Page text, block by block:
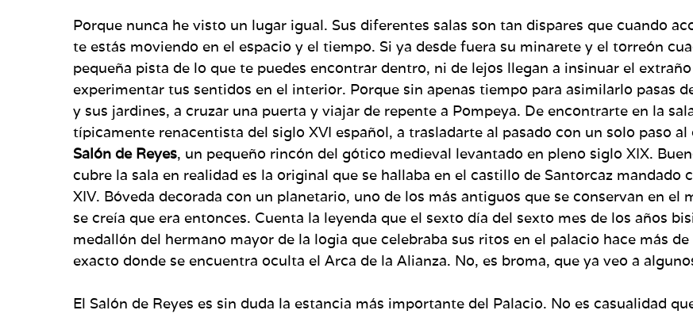
Porque nunca he visto un lugar igual. Sus diferentes salas son tan dispares que cuando
te estás moviendo en el espacio y el tiempo. Si ya desde fuera su minarete y el torreón
pequeña pista de lo que te puedes encontrar dentro, ni de lejos llegan a insinuar el
experimentar tus sentidos en el interior. Porque sin apenas tiempo para asimilarlo pasas
y sus jardines, a cruzar una puerta y viajar de repente a Pompeya. De encontrarte en la
típicamente renacentista del siglo XVI español, a trasladarte al pasado con un solo paso
Salón de Reyes, un pequeño rincón del gótico medieval levantado en pleno siglo XIX.
cubre la sala en realidad es la original que se hallaba en el castillo de Santorcaz
XIV. Bóveda decorada con un planetario, uno de los más antiguos que se conservan en
se creía que era entonces. Cuenta la leyenda que el sexto día del sexto mes de los años
medallón del hermano mayor de la logia que celebraba sus ritos en el palacio hace más
exacto donde se encuentra oculta el Arca de la Alianza. No, es broma, que ya veo a
El Salón de Reyes es sin duda la estancia más importante del Palacio. No es casualidad